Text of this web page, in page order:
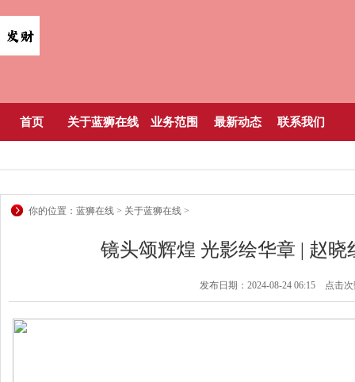
首页 关于蓝狮在线 业务范围 最新动态 联系我们
你的位置： 蓝狮在线 > 关于蓝狮在线 >
镜头颂辉煌 光影绘华章 | 赵晓
发布日期：2024-08-24 06:15 点击次